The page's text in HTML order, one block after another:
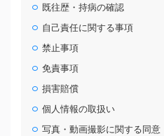
既往歴・持病の確認
自己責任に関する事項
禁止事項
免責事項
損害賠償
個人情報の取扱い
写真・動画撮影に関する同意